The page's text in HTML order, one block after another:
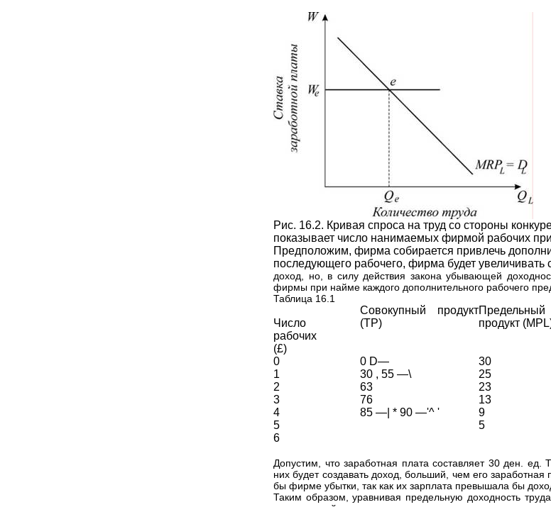
Рис. 16.2. Кривая спроса на труд со стороны
показывает число нанимаемых фирмой рабочих
Предположим, фирма собирается привлечь
последующего рабочего, фирма будет увеличивать
доход, но, в силу действия закона убывающей
фирмы при найме каждого дополнительного рабочего
Таблица 16.1
Число
рабочих
(£)
Совокупный продукт
(ТР)
Предельный
продукт
0
1
2
3
4
5
6
0 D—
30 , 55 —\
63
76
85 —| * 90 —'^ '
30
25
23
13
9
5
Допустим, что заработная плата составляет 30 ден.
них будет создавать доход, больший, чем его
бы фирме убытки, так как их зарплата превышала бы
Таким образом, уравнивая предельную доходность